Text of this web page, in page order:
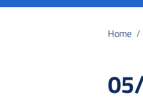
Home /